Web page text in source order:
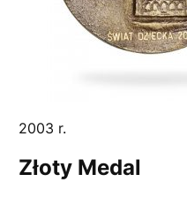
2003 r.
Złoty Medal